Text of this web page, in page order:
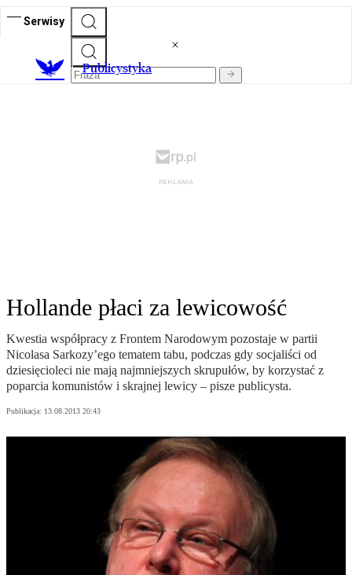
Serwisy
Publicystyka
Hollande płaci za lewicowość
Kwestia współpracy z Frontem Narodowym pozostaje w partii
Nicolasa Sarkozy’ego tematem tabu, podczas gdy socjaliści od
dziesięcioleci nie mają najmniejszych skrupułów, by korzystać z
poparcia komunistów i skrajnej lewicy – pisze publicysta.
Publikacja: 13.08.2013 20:43